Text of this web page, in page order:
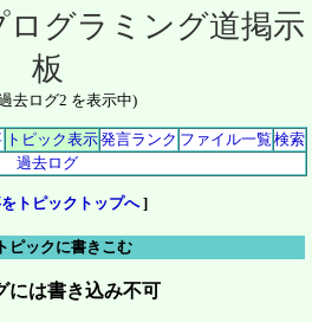
ログラミング道掲示
板
去ログ2 を表示中)
トピック表示発言ランク ファイル一覧 検索
過去ログ
トピックトップへ]
ピックに書きこむ
には書き込み不可